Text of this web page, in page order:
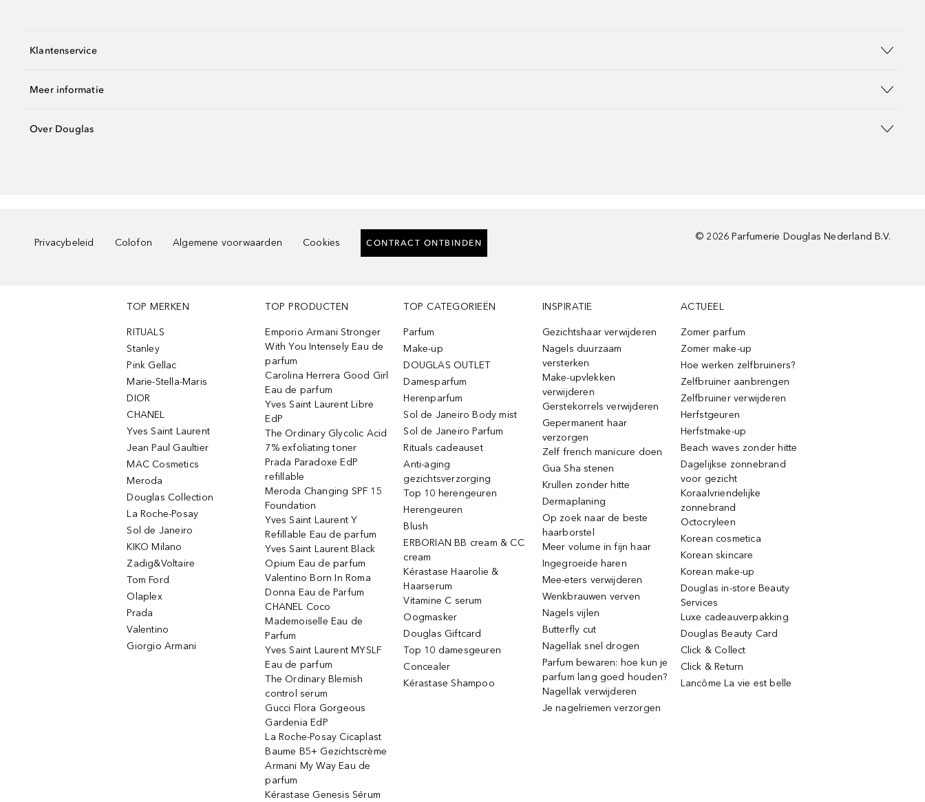
Klantenservice
Meer informatie
Over Douglas
Privacybeleid Colofon Algemene voorwaarden Cookies CONTRACT ONTBINDEN
© 2026 Parfumerie Douglas Nederland B.V.
TOP MERKEN
RITUALS
Stanley
Pink Gellac
Marie-Stella-Maris
DIOR
CHANEL
Yves Saint Laurent
Jean Paul Gaultier
MAC Cosmetics
Meroda
Douglas Collection
La Roche-Posay
Sol de Janeiro
KIKO Milano
Zadig&Voltaire
Tom Ford
Olaplex
Prada
Valentino
Giorgio Armani
TOP PRODUCTEN
Emporio Armani Stronger
With You Intensely Eau de
parfum
Carolina Herrera Good Girl
Eau de parfum
Yves Saint Laurent Libre
EdP
The Ordinary Glycolic Acid
7% exfoliating toner
Prada Paradoxe EdP
refillable
Meroda Changing SPF 15
Foundation
Yves Saint Laurent Y
Refillable Eau de parfum
Yves Saint Laurent Black
Opium Eau de parfum
Valentino Born In Roma
Donna Eau de Parfum
CHANEL Coco
Mademoiselle Eau de
Parfum
Yves Saint Laurent MYSLF
Eau de parfum
The Ordinary Blemish
control serum
Gucci Flora Gorgeous
Gardenia EdP
La Roche-Posay Cicaplast
Baume B5+ Gezichtscrème
Armani My Way Eau de
parfum
Kérastase Genesis Sérum
TOP CATEGORIEËN
Parfum
Make-up
DOUGLAS OUTLET
Damesparfum
Herenparfum
Sol de Janeiro Body mist
Sol de Janeiro Parfum
Rituals cadeauset
Anti-aging
gezichtsverzorging
Top 10 herengeuren
Herengeuren
Blush
ERBORIAN BB cream & CC
cream
Kérastase Haarolie &
Haarserum
Vitamine C serum
Oogmasker
Douglas Giftcard
Top 10 damesgeuren
Concealer
Kérastase Shampoo
INSPIRATIE
Gezichtshaar verwijderen
Nagels duurzaam
versterken
Make-upvlekken
verwijderen
Gerstekorrels verwijderen
Gepermanent haar
verzorgen
Zelf french manicure doen
Gua Sha stenen
Krullen zonder hitte
Dermaplaning
Op zoek naar de beste
haarborstel
Meer volume in fijn haar
Ingegroeide haren
Mee-eters verwijderen
Wenkbrauwen verven
Nagels vijlen
Butterfly cut
Nagellak snel drogen
Parfum bewaren: hoe kun je
parfum lang goed houden?
Nagellak verwijderen
Je nagelriemen verzorgen
ACTUEEL
Zomer parfum
Zomer make-up
Hoe werken zelfbruiners?
Zelfbruiner aanbrengen
Zelfbruiner verwijderen
Herfstgeuren
Herfstmake-up
Beach waves zonder hitte
Dagelijkse zonnebrand
voor gezicht
Koraalvriendelijke
zonnebrand
Octocryleen
Korean cosmetica
Korean skincare
Korean make-up
Douglas in-store Beauty
Services
Luxe cadeauverpakking
Douglas Beauty Card
Click & Collect
Click & Return
Lancôme La vie est belle